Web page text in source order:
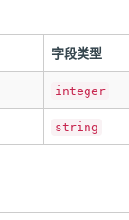
字段类型
integer
string